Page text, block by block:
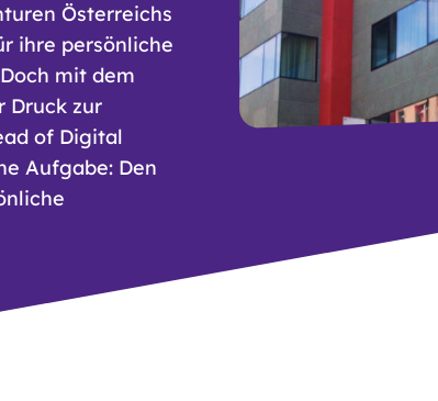
Österreichs
ihre persönliche
mit dem
Druck zur
of Digital
Aufgabe: Den